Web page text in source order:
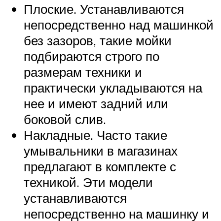
Плоские. Устанавливаются
непосредственно над машинкой
без зазоров, такие мойки
подбираются строго по
размерам техники и
практически укладываются на
нее и имеют задний или
боковой слив.
Накладные. Часто такие
умывальники в магазинах
предлагают в комплекте с
техникой. Эти модели
устанавливаются
непосредственно на машинку и